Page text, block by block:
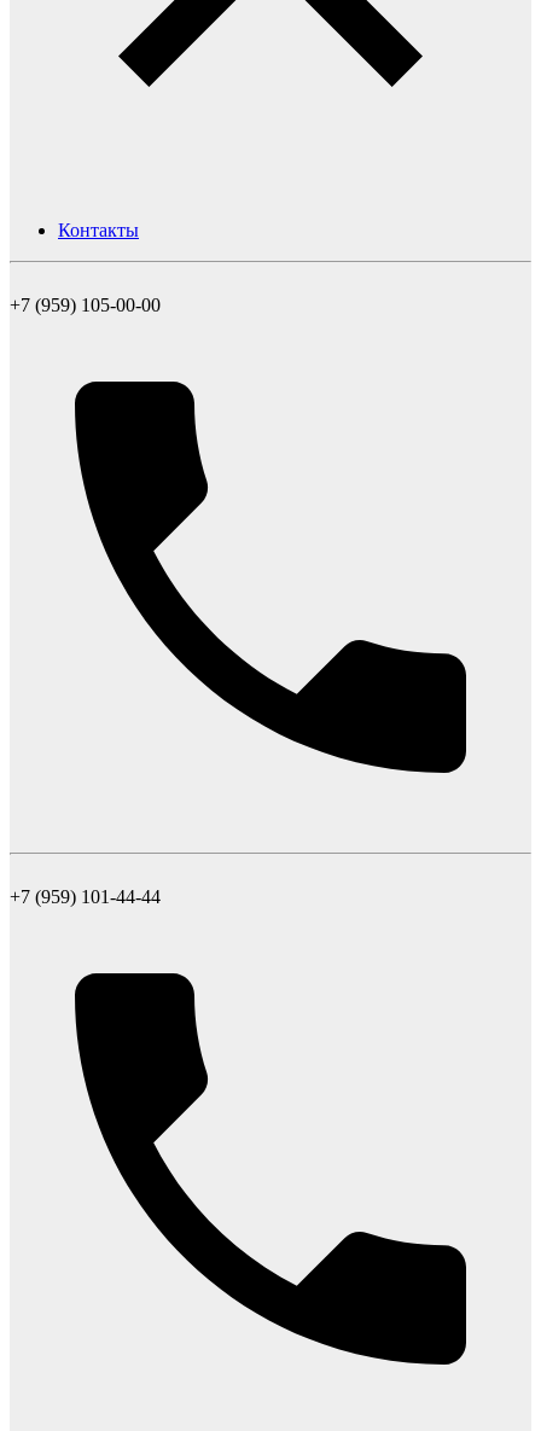
Контакты
+7 (959) 105-00-00
+7 (959) 101-44-44